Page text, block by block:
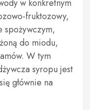
w konkretnym
fruktozowy,
spożywczym,
do miodu,
W tym
syropu jest
głównie na